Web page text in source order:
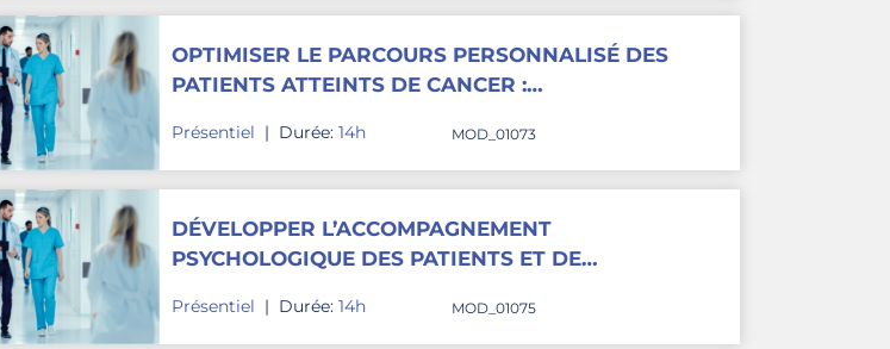
OPTIMISER LE PARCOURS PERSONNALISÉ DES
PATIENTS ATTEINTS DE CANCER :
COORDINATION EN CANCÉROLOGIE - 2027
Présentiel | Durée: 14h MOD_01073
DÉVELOPPER L’ACCOMPAGNEMENT
PSYCHOLOGIQUE DES PATIENTS ET DE
Présentiel | Durée: 14h MOD_01075